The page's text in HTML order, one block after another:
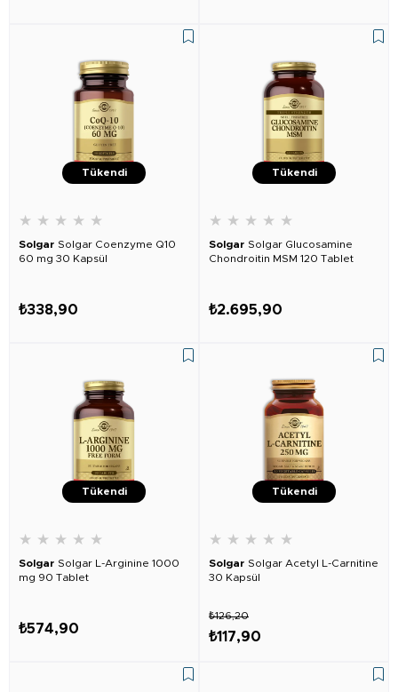
Tükendi
★ ★ ★ ★ ★
Solgar Solgar Coenzyme Q10
60 mg 30 Kapsül
₺338,90
Tükendi
★ ★ ★ ★ ★
Solgar Solgar Glucosamine
Chondroitin MSM 120 Tablet
₺2.695,90
Tükendi
★ ★ ★ ★ ★
Solgar Solgar L-Arginine 1000
mg 90 Tablet
₺574,90
Tükendi
★ ★ ★ ★ ★
Solgar Solgar Acetyl L-Carnitine
30 Kapsül
₺117,90
₺126,20